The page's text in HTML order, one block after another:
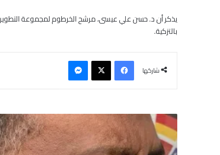
يذكر أن د. حسن علي عيسى، مرشح الخرطوم لمجموعة
بالتزكية.
شاركها
فيسبوك
ح
ر
ب
ا